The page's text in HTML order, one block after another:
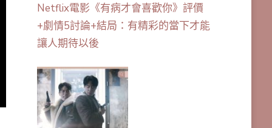
Netflix電影《有病才會喜歡你》評價
+劇情5討論+結局：有精彩的當下才能
讓人期待以後